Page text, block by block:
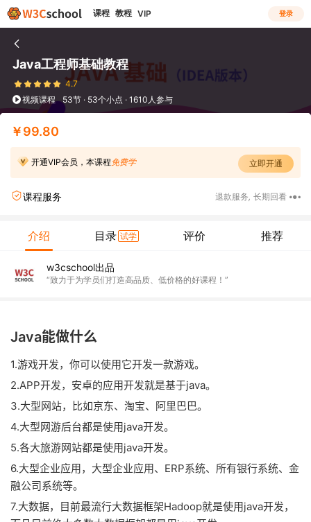
课程 教程 VIP 登录
Java工程师基础教程
4.7
视频课程
53节 · 53个小点 · 1610人参与
￥99.80
开通VIP会员，本课程 免费学 立即开通
课程服务 退款服务 长期回看
介绍 目录 试学 评价 推荐
w3cschool出品
“致力于为学员们打造高品质、低价格的好课程！”
Java能做什么
1.游戏开发，你可以使用它开发一款游戏。
2.APP开发，安卓的应用开发就是基于java。
3.大型网站，比如京东、淘宝、阿里巴巴。
4.大型网游后台都是使用java开发。
5.各大旅游网站都是使用java开发。
6.大型企业应用，大型企业应用、ERP系统、所有银行系统、金
融公司系统等。
7.大数据，目前最流行大数据框架Hadoop就是使用java开发，